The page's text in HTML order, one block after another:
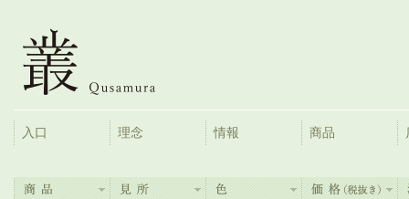
入口 理念 情報 商品